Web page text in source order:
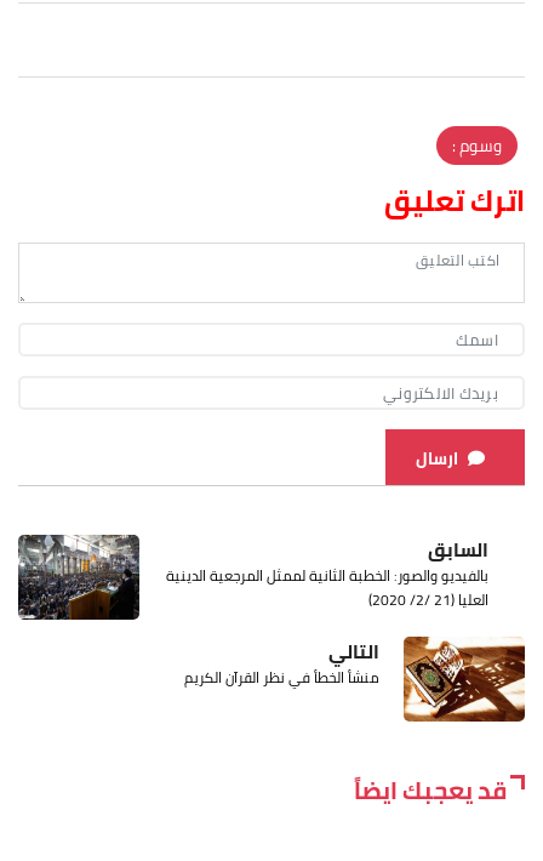
وسوم :
اترك تعليق
ارسال
السابق
بالفيديو والصور: الخطبة الثانية لممثل المرجعية الدينية
العليا (21 /2/ 2020)
التالي
منشأ الخطأ في نظر القرآن الكريم
قد يعجبك ايضاً